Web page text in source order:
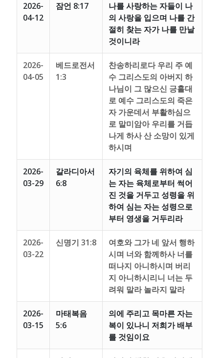
2026-
04-12
잠언 8:17
나를 사랑하는 자들이 나
의 사랑을 입으며 나를 간
절히 찾는 자가 나를 만날
것이니라
2026-
04-05
베드로전서
1:3
찬송하리로다 우리 주 예
수 그리스도의 아버지 하
나님이 그 많으신 긍휼대
로 예수 그리스도의 죽은
자 가운데서 부활하심으
로 말미암아 우리를 거듭
나게 하사 산 소망이 있게
하시며
2026-
03-29
갈라디아서
6:8
자기의 육체를 위하여 심
는 자는 육체로부터 썩어
진 것을 거두고 성령을 위
하여 심는 자는 성령으로
부터 영생을 거두리라
2026-
03-22
신명기 31:8
여호와 그가 네 앞서 행하
시며 너와 함께하사 너를
떠나지 아니하시며 버리
지 아니하시리니 너는 두
려워 말라 놀라지 말라
2026-
03-15
마태복음
5:6
의에 주리고 목마른 자는
복이 있나니 저희가 배부
를 것임이요